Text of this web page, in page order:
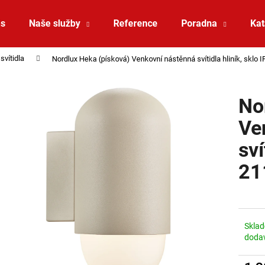
Naše služby Reference Poradna
Nordlux Heka (písková) Venkovní nástěnná svítidla hliník, sklo
Co potřebujete najít?
HLEDAT
SAUNA LED PÁSEK 24V RGBW 9,6W IP65
VÝPRODEJ